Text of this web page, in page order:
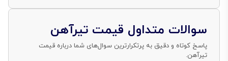
اسکلت فلزی یا پل پیش‌ساخته دارید، نخستین عددی که
در ذهن می‌چرخد،قیمت تیرآهناست؛ عددی که بسته به
سوالات متداول قیمت تیرآهن
پاسخ کوتاه و دقیق به پرتکرارترین سوال‌های شما درباره قیمت
تیرآهن.